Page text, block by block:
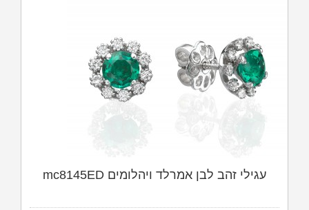
עגילי זהב לבן אמרלד ויהלומים mc8145ED